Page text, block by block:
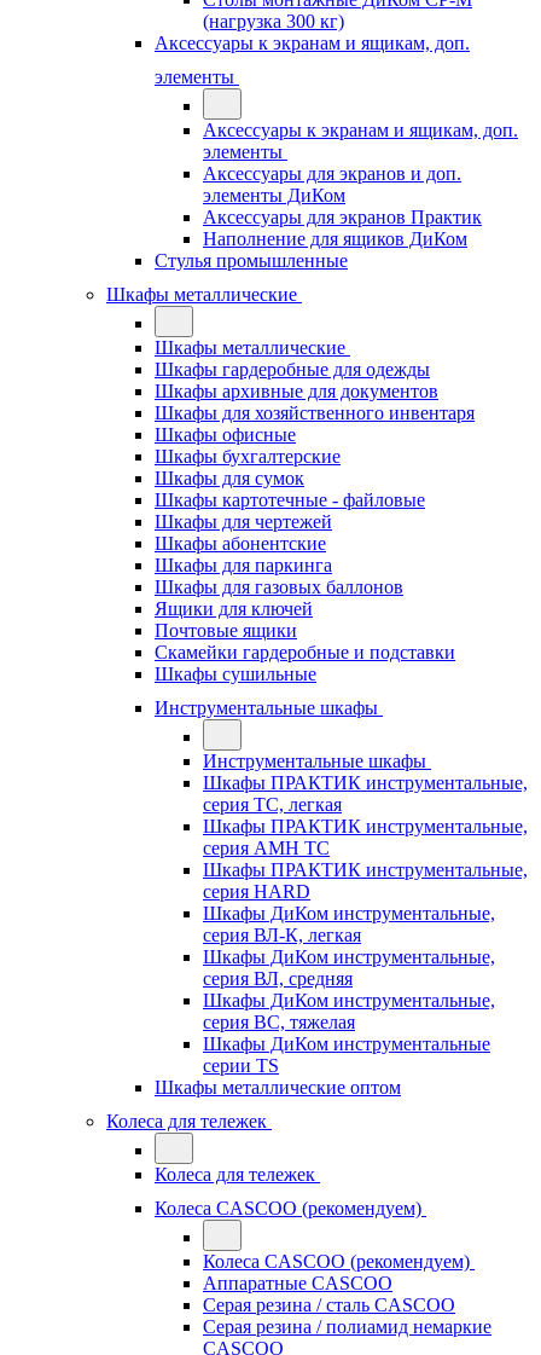
(нагрузка 300 кг)
Аксессуары к экранам и ящикам, доп.
элементы
Аксессуары к экранам и ящикам, доп.
элементы
Аксессуары для экранов и доп.
элементы ДиКом
Аксессуары для экранов Практик
Наполнение для ящиков ДиКом
Стулья промышленные
Шкафы металлические
Шкафы металлические
Шкафы гардеробные для одежды
Шкафы архивные для документов
Шкафы для хозяйственного инвентаря
Шкафы офисные
Шкафы бухгалтерские
Шкафы для сумок
Шкафы картотечные - файловые
Шкафы для чертежей
Шкафы абонентские
Шкафы для паркинга
Шкафы для газовых баллонов
Ящики для ключей
Почтовые ящики
Скамейки гардеробные и подставки
Шкафы сушильные
Инструментальные шкафы
Инструментальные шкафы
Шкафы ПРАКТИК инструментальные,
серия ТC, легкая
Шкафы ПРАКТИК инструментальные,
серия AMH TC
Шкафы ПРАКТИК инструментальные,
серия HARD
Шкафы ДиКом инструментальные,
cерия ВЛ-К, легкая
Шкафы ДиКом инструментальные,
серия ВЛ, средняя
Шкафы ДиКом инструментальные,
серия ВС, тяжелая
Шкафы ДиКом инструментальные
серии TS
Шкафы металлические оптом
Колеса для тележек
Колеса для тележек
Колеса CASCOO (рекомендуем)
Колеса CASCOO (рекомендуем)
Аппаратные CASCOO
Серая резина / сталь CASCOO
Серая резина / полиамид немаркие
CASCOO